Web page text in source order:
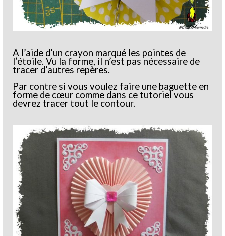
A l’aide d’un crayon marqué les pointes de
l’étoile. Vu la forme, il n’est pas nécessaire de
tracer d’autres repères.
Par contre si vous voulez faire une baguette en
forme de cœur comme dans ce tutoriel vous
devrez tracer tout le contour.